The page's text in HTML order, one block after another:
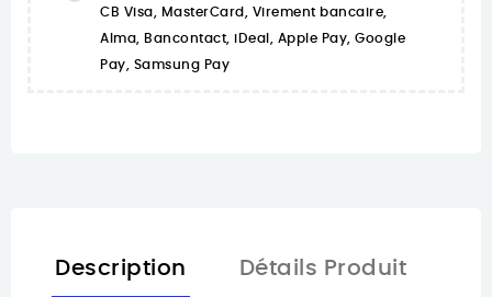
CB Visa, MasterCard, Virement bancaire,
Alma, Bancontact, iDeal, Apple Pay, Google
Pay, Samsung Pay
Description Détails Produit